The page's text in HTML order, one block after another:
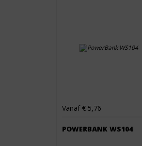
Vanaf € 5,76
POWERBANK WS104